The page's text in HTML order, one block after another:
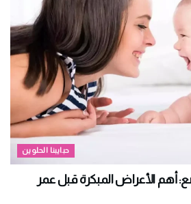
حبايبنا الحلوين
أهم الأعراض المبكرة قبل عمر